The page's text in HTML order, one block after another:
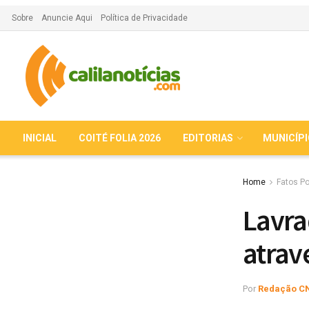
Sobre Anuncie Aqui Política de Privacidade
INICIAL COITÉ FOLIA 2026 EDITORIAS
Home Fatos
Por Redação